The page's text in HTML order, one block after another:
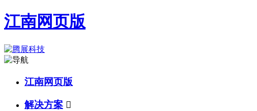
江南网页版
江南网页版
解决方案 